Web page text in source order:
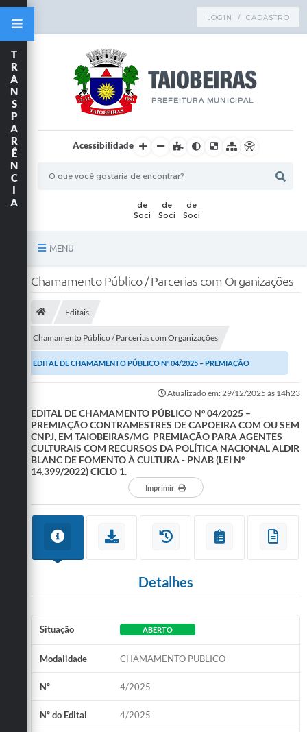
LOGIN / CADASTRO
Acessibilidade
MENU
Principal
A Prefeitura
Mapa do Site
Ouvidoria
SIC
Obras
Emprega
Agenda
T
R
A
N
S
P
A
R
Ê
N
C
I
A
Chamamento Público / Parcerias com Organizações
Editais
Chamamento Público / Parcerias com Organizações
EDITAL DE CHAMAMENTO PÚBLICO Nº 04/2025 – PREMIAÇÃO
CONTRAMESTRES DE CAPOEIRA COM OU SEM CNPJ, EM...
Atualizado em: 29/12/2025 às 14h23
EDITAL DE CHAMAMENTO PÚBLICO Nº 04/2025 –
PREMIAÇÃO CONTRAMESTRES DE CAPOEIRA COM OU SEM
CNPJ, EM TAIOBEIRAS/MG PREMIAÇÃO PARA AGENTES
CULTURAIS COM RECURSOS DA POLÍTICA NACIONAL ALDIR
BLANC DE FOMENTO À CULTURA - PNAB (LEI Nº
14.399/2022) CICLO 1.
Imprimir
Detalhes
Situação ABERTO
Modalidade CHAMAMENTO PUBLICO
Nº 4/2025
Nº do Edital 4/2025